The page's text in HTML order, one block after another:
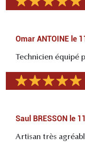
Omar ANTOINE le
Technicien équipé
Saul BRESSON le
Artisan très